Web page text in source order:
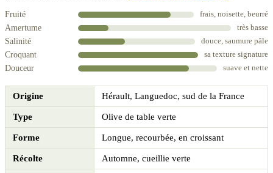
Fruité frais, noisette, beurré
Amertume très basse
Salinité douce, saumure pâle
Croquant sa texture signature
Douceur suave et nette
Origine Hérault, Languedoc, sud de la France
Type Olive de table verte
Forme Longue, recourbée, en croissant
Récolte Automne, cueillie verte